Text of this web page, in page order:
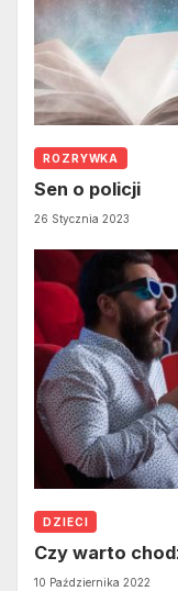
ROZRYWKA
Sen o policji
26 Stycznia 2023
DZIECI
Czy warto
10 Października 2022